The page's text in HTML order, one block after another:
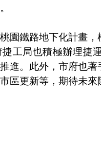
園鐵路地下化計畫
工局也積極辦理捷
進。此外，市府也
區更新等，期待未